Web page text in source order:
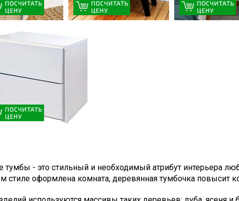
- это стильный и необходимый атрибут интерьера
стиле оформлена комната, деревянная тумбочка повысит